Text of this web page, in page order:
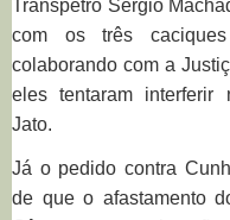
Transpetro Sérgio
com os três
colaborando com a
eles tentaram interferir
Jato.
Já o pedido contra
de que o afastamento